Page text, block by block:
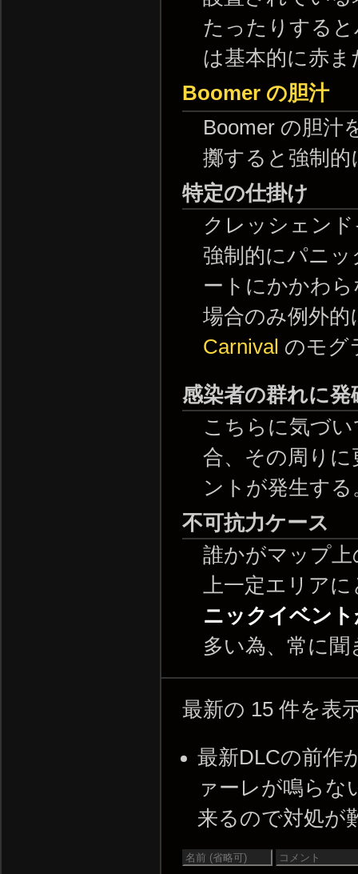
たったりする
は基本的に赤
Boomer の胆汁
Boomer の胆汁
擲すると強制
特定の仕掛け
クレッシェン
強制的にパニ
ートにかかわ
場合のみ例外的
Carnival のモグ
感染者の群れに発
こちらに気づ
合、その周り
ントが発生する
不可抗力ケース
誰かがマップ
上一定エリア
ニックイベン
多い為、常に
最新の 15 件を表
最新DLCの前作
ァーレが鳴らな
来るので対処が